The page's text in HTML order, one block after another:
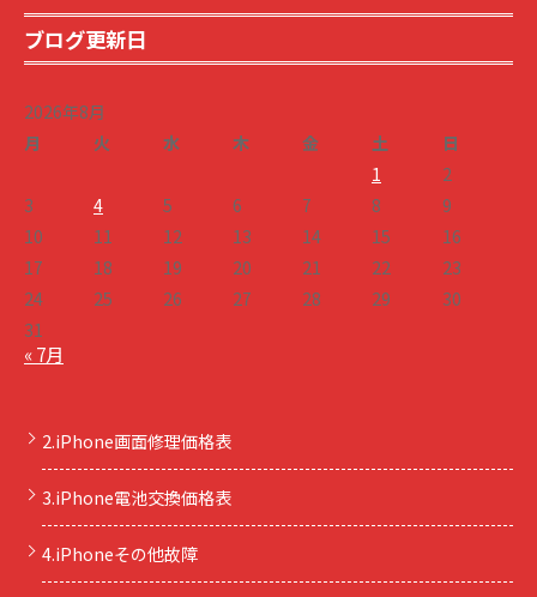
ブログ更新日
2026年8月
月
火 水 木 金 土
日
1
2
3
4 5 6 7 8
9
10
11 12 13 14 15
16
17
18 19 20 21 22
23
24
25 26 27 28 29
30
31
« 7月
2.iPhone画面修理価格表
3.iPhone電池交換価格表
4.iPhoneその他故障